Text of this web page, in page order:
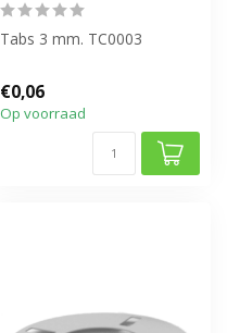
Tabs 3 mm. TC0003
€0,06
Op voorraad